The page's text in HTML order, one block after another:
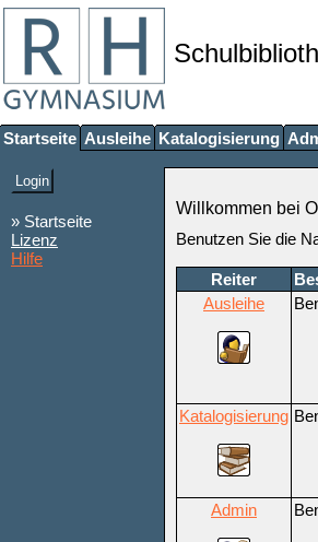
Startseite Ausleihe Katalogisierung
» Startseite
Lizenz
Hilfe
Willkommen bei
Benutzen Sie die
Reiter
Ausleihe
Katalogisierung
Admin